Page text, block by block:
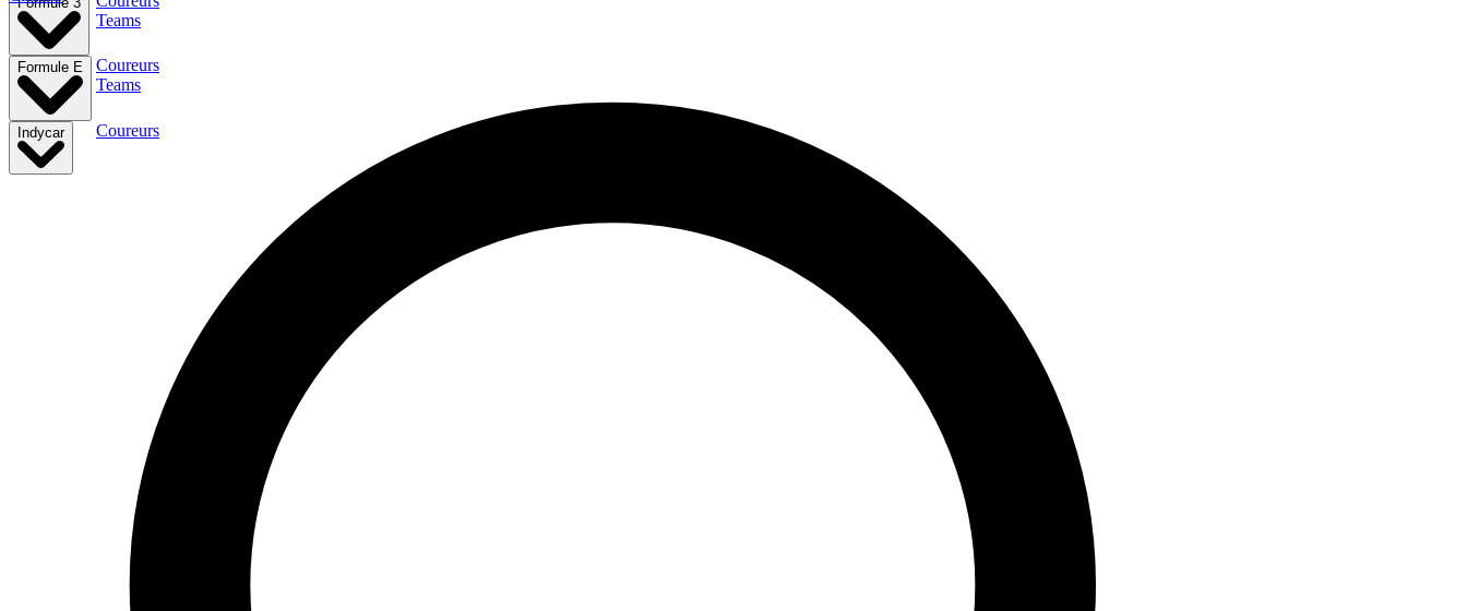
Teams
Formule E
Coureurs
Teams
Indycar Coureurs